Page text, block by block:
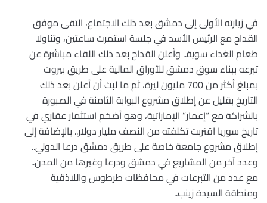
في زيارته الأولى إلى دمشق بعد ذلك الاجتماع، التقى موفق
القداح مع الرئيس الأسد في جلسة استمرت ساعتين، وتناولا
طعام الغداء سوية.. وأعلن القداح بعد ذلك اللقاء مباشرة عن
تبرعه ببناء سوق دمشق للأوراق المالية على طريق بيروت
بمبلغ أكثر من 700 مليون ليرة، ثم ما لبث أن أعلن بعد ذلك
التاريخ بقليل عن إطلاق مشروع البوابة الثامنة في الصبورة
بالشراكة مع “إعمار” الإماراتية، وهو أضخم استثمار عقاري في
تاريخ سوريا اقتربت تكلفته من النصف مليار دولار.. بالإضافة إلى
إطلاق مشروع جامعة خاصة على طريق دمشق درعا الدولي..
وعدد آخر من المشاريع في دمشق ودرعا وغيرها من المدن..
مع عدد من التبرعات في محافظات طرطوس واللاذقية
ومنطقة السيدة زينب..